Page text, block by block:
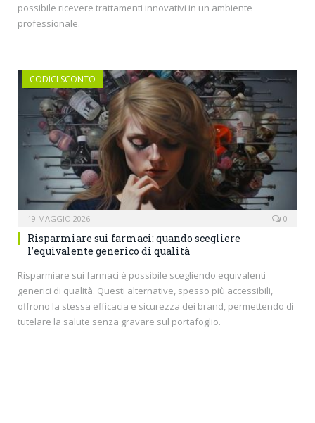
possibile ricevere trattamenti innovativi in un ambiente
professionale.
CODICI SCONTO
19 MAGGIO 2026 0
Risparmiare sui farmaci: quando scegliere
l’equivalente generico di qualità
Risparmiare sui farmaci è possibile scegliendo equivalenti
generici di qualità. Questi alternative, spesso più accessibili,
offrono la stessa efficacia e sicurezza dei brand, permettendo di
tutelare la salute senza gravare sul portafoglio.